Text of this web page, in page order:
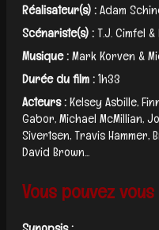
Réalisateur(s) :Adam
Scénariste(s) :T.J. Cimfel
Musique :Mark Korven &
Durée du film :1h33
Acteurs :Kelsey Asbille,
Gabor, Michael McMillian,
Sivertsen, Travis Hammer,
David Brown...
Vous pouvez